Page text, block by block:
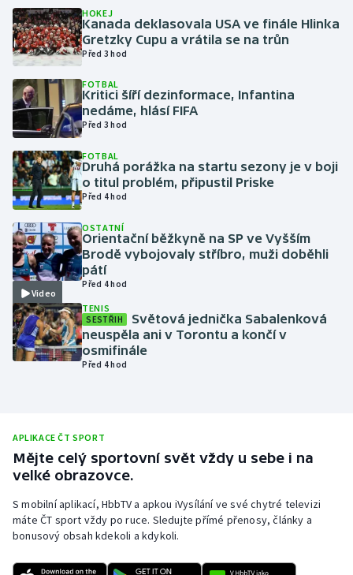
Jezdectví
Judo
Krasobruslení
Lezení
Lyže a snowboard
Moderní pětiboj
Motorsport
Olympijské hry
Parasport
Plavání
Ragby
Rychlobruslení
Rychlostní kanoistika
Short track
HOKEJ
Kanada deklasovala USA ve finále Hlinka
Gretzky Cupu a vrátila se na trůn
Před 3 hod
FOTBAL
Kritici šíří dezinformace, Infantina
nedáme, hlásí FIFA
Před 3 hod
FOTBAL
Druhá porážka na startu sezony je v boji
o titul problém, připustil Priske
Před 4 hod
Video
OSTATNÍ
Orientační běžkyně na SP ve Vyšším
Brodě vybojovaly stříbro, muži doběhli
pátí
Před 4 hod
TENIS
SESTŘIH
Světová jednička Sabalenková
neuspěla ani v Torontu a končí v
osmifinále
Před 4 hod
APLIKACE ČT SPORT
Mějte celý sportovní svět vždy u sebe i na
velké obrazovce.
S mobilní aplikací, HbbTV a apkou iVysílání ve své chytré televizi
máte ČT sport vždy po ruce. Sledujte přímé přenosy, články a
bonusový obsah kdekoli a kdykoli.